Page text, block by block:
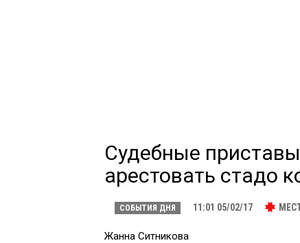
Судебные
арестовать стадо
СОБЫТИЯ ДНЯ 11:01 05/02/17
Жанна Ситникова